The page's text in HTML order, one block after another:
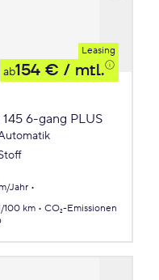
Leasing
ab154 € / mtl.
6-gang PLUS
Jahr
100 km
CO₂-Emissionen